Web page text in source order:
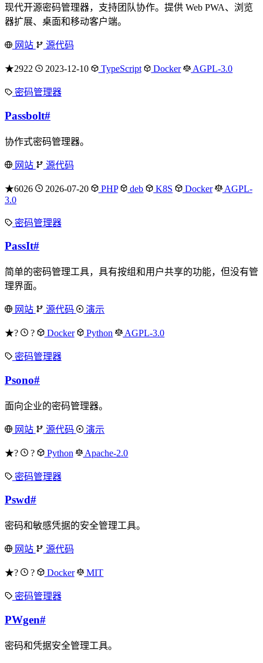
现代开源密码管理器，支持团队协作。提供 Web PWA、浏览
器扩展、桌面和移动客户端。
网站 源代码
★2922 2023-12-10 TypeScript Docker AGPL-3.0
密码管理器
Passbolt#
协作式密码管理器。
网站 源代码
★6026 2026-07-20 PHP deb K8S Docker
AGPL-
3.0
密码管理器
PassIt#
简单的密码管理工具，具有按组和用户共享的功能，但没有管
理界面。
网站 源代码 演示
★? ? Docker Python AGPL-3.0
密码管理器
Psono#
面向企业的密码管理器。
网站 源代码 演示
★? ? Python Apache-2.0
密码管理器
Pswd#
密码和敏感凭据的安全管理工具。
网站 源代码
★? ? Docker MIT
密码管理器
PWgen#
密码和凭据安全管理工具。